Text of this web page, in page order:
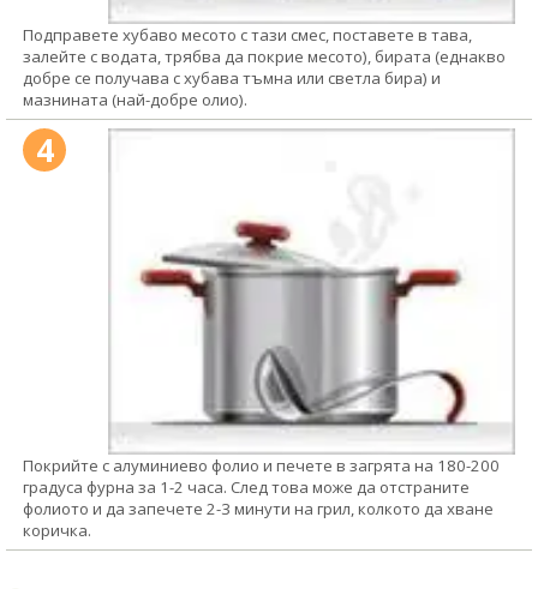
Подправете хубаво месото с тази смес, поставете в тава,
залейте с водата, трябва да покрие месото), бирата (еднакво
добре се получава с хубава тъмна или светла бира) и
мазнината (най-добре олио).
4
Покрийте с алуминиево фолио и печете в загрята на 180-200
градуса фурна за 1-2 часа. След това може да отстраните
фолиото и да запечете 2-3 минути на грил, колкото да хване
коричка.